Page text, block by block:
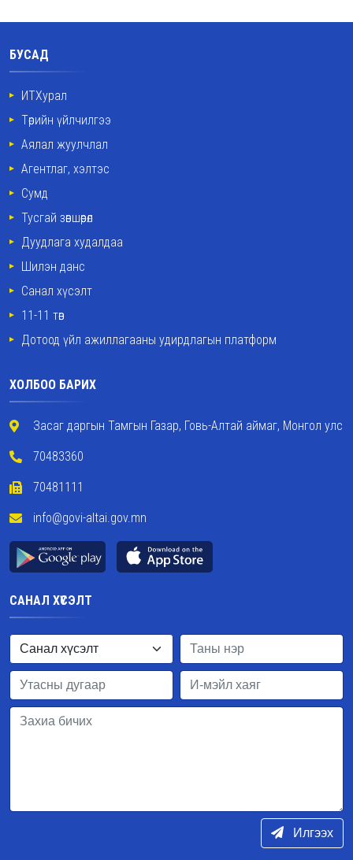
БУСАД
ИТХурал
Төрийн үйлчилгээ
Аялал жуулчлал
Агентлаг, хэлтэс
Сумд
Тусгай зөвшөөрөл
Дуудлага худалдаа
Шилэн данс
Санал хүсэлт
11-11 төв
Дотоод үйл ажиллагааны удирдлагын платформ
ХОЛБОО БАРИХ
Засаг даргын Тамгын Газар, Говь-Алтай аймаг, Монгол улс
70483360
70481111
info@govi-altai.gov.mn
САНАЛ ХҮСЭЛТ
Илгээх